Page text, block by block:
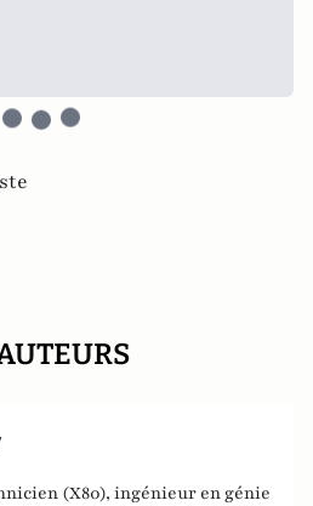
(X80), ingénieur en génie